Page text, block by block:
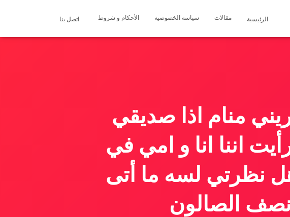
الرئيسية مقالات سياسة الخصوصية الأحكام و شروط اتصل بنا
منام اذا صديقي
اننا انا و امي في
نظرتي لسه ما أتى
الصالون